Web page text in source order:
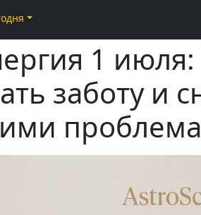
1 июля:
заботу и